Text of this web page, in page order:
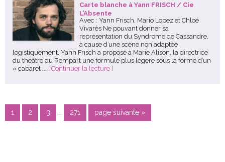
Carte blanche à Yann FRISCH / Cie
L’Absente
Avec : Yann Frisch, Mario Lopez et Chloé
Vivarès Ne pouvant donner sa
représentation du Syndrome de Cassandre,
à cause d’une scène non adaptée
logistiquement, Yann Frisch a proposé à Marie Alison, la directrice
du théâtre du Rempart une formule plus légère sous la forme d’un
« cabaret ...
[ Continuer la lecture ]
Page
1 Page
2 Page
3
provisoires
Page
271
Aller
à
page suivante »